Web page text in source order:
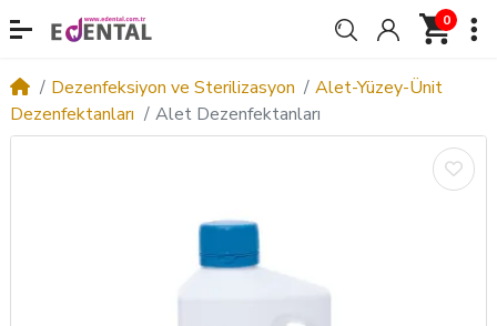
0
Dezenfeksiyon ve Sterilizasyon
Alet-Yüzey-Ünit
Dezenfektanları
Alet Dezenfektanları